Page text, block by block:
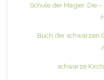
Schule der Magier, Die
Buch der schwarzen
schwarze